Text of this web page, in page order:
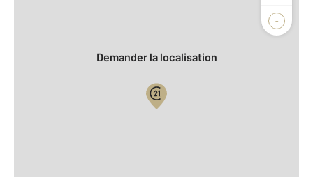
-
Demander la localisation